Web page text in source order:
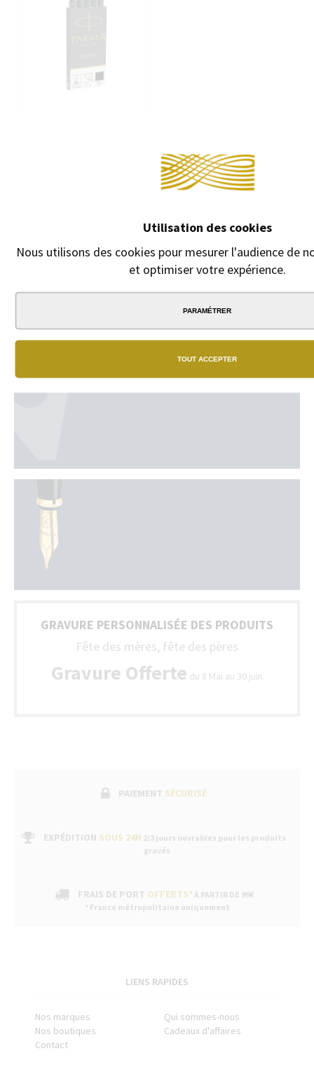
Utilisation des cookies
Nous utilisons des cookies pour mesurer l'audience de
et optimiser votre expérience.
PARAMÉTRER
TOUT ACCEPTER
Cartouches d'encre
longues.
GRAVURE PERSONNALISÉE DES PRODUITS
Fête des mères, fête des pères
Gravure Offerte du 8 Mai au 30 juin
PAIEMENT SÉCURISÉ
EXPÉDITION SOUS 24H 2/3 jours ouvrables pour les produits
gravés
FRAIS DE PORT OFFERTS* À PARTIR DE 99€
* France métropolitaine uniquement
LIENS RAPIDES
Nos marques
Qui sommes-nous
Nos boutiques
Cadeaux d'affaires
Contact